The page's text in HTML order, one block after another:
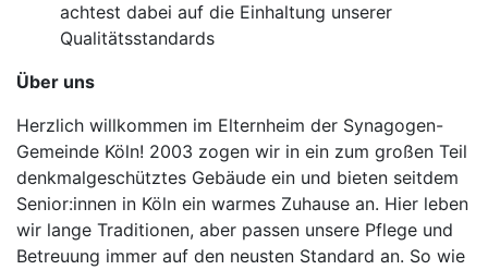
achtest dabei auf die Einhaltung unserer
Qualitätsstandards
Über uns
Herzlich willkommen im Elternheim der Synagogen-
Gemeinde Köln! 2003 zogen wir in ein zum großen Teil
denkmalgeschütztes Gebäude ein und bieten seitdem
Senior:innen in Köln ein warmes Zuhause an. Hier leben
wir lange Traditionen, aber passen unsere Pflege und
Betreuung immer auf den neusten Standard an. So wie